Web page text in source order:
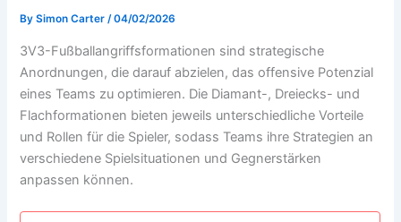
BySimon Carter/04/02/2026
3V3-Fußballangriffsformationen sind strategische
Anordnungen, die darauf abzielen, das offensive Potenzial
eines Teams zu optimieren. Die Diamant-, Dreiecks- und
Flachformationen bieten jeweils unterschiedliche Vorteile
und Rollen für die Spieler, sodass Teams ihre Strategien an
verschiedene Spielsituationen und Gegnerstärken
anpassen können.